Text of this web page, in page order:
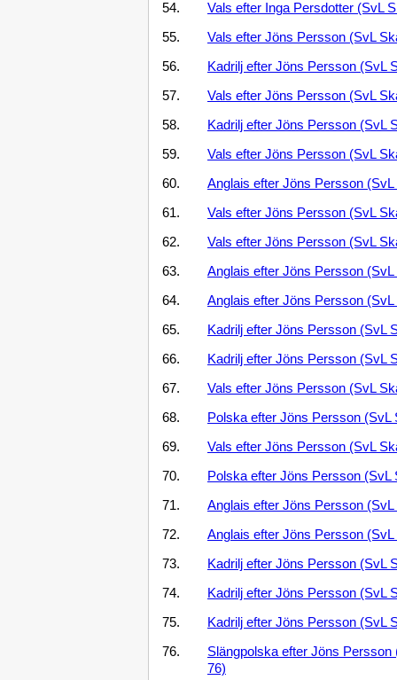
54. Vals efter Inga Persdotter (SvL
55. Vals efter Jöns Persson (SvL
56. Kadrilj efter Jöns Persson (SvL
57. Vals efter Jöns Persson (SvL
58. Kadrilj efter Jöns Persson (SvL
59. Vals efter Jöns Persson (SvL
60. Anglais efter Jöns Persson (SvL
61. Vals efter Jöns Persson (SvL
62. Vals efter Jöns Persson (SvL
63. Anglais efter Jöns Persson (SvL
64. Anglais efter Jöns Persson (SvL
65. Kadrilj efter Jöns Persson (SvL
66. Kadrilj efter Jöns Persson (SvL
67. Vals efter Jöns Persson (SvL
68. Polska efter Jöns Persson (SvL
69. Vals efter Jöns Persson (SvL
70. Polska efter Jöns Persson (SvL
71. Anglais efter Jöns Persson (SvL
72. Anglais efter Jöns Persson (SvL
73. Kadrilj efter Jöns Persson (SvL
74. Kadrilj efter Jöns Persson (SvL
75. Kadrilj efter Jöns Persson (SvL
76.
Slängpolska efter Jöns Persson
76)